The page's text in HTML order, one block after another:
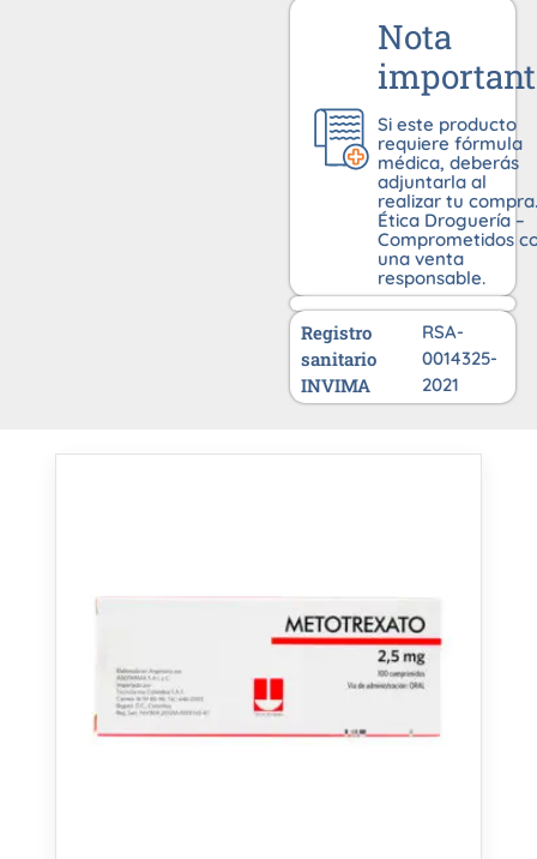
Nota
Si este producto
requiere fórmula
médica, deberás
adjuntarla al
realizar tu compra.
Ética Droguería –
Comprometidos
una venta
responsable.
Registro
sanitario
INVIMA
RSA-
0014325-
2021